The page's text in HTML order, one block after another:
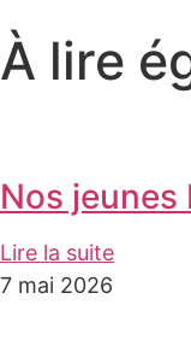
À lire
Nos
Lire la suite
7 mai 2026